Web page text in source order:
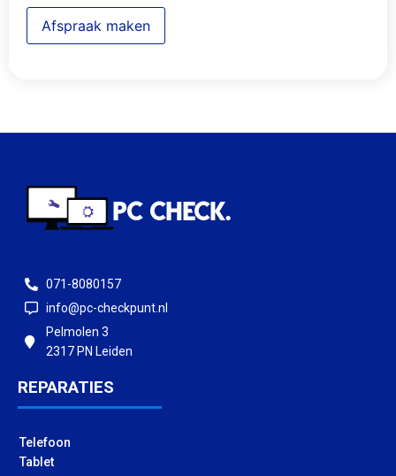
Afspraak maken
071-8080157
info@pc-checkpunt.nl
Pelmolen 3
2317 PN Leiden
REPARATIES
Telefoon
Tablet